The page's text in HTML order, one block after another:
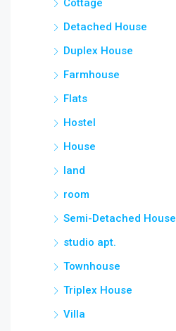
Cottage
Detached House
Duplex House
Farmhouse
Flats
Hostel
House
land
room
Semi-Detached House
studio apt.
Townhouse
Triplex House
Villa